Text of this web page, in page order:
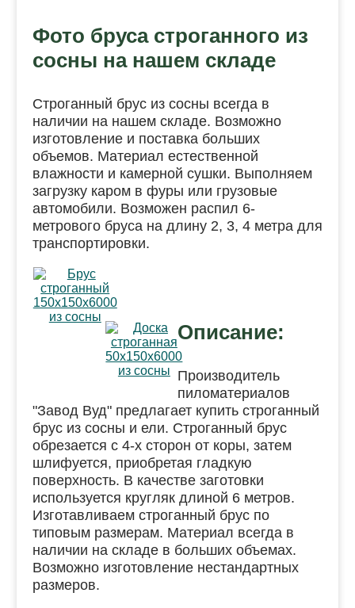
Фото бруса строганного из
сосны на нашем складе
Строганный брус из сосны всегда в
наличии на нашем складе. Возможно
изготовление и поставка больших
объемов. Материал естественной
влажности и камерной сушки. Выполняем
загрузку каром в фуры или грузовые
автомобили. Возможен распил 6-
метрового бруса на длину 2, 3, 4 метра для
транспортировки.
Описание:
Производитель
пиломатериалов
"Завод Вуд" предлагает купить строганный
брус из сосны и ели. Строганный брус
обрезается с 4-х сторон от коры, затем
шлифуется, приобретая гладкую
поверхность. В качестве заготовки
используется кругляк длиной 6 метров.
Изготавливаем строганный брус по
типовым размерам. Материал всегда в
наличии на складе в больших объемах.
Возможно изготовление нестандартных
размеров.